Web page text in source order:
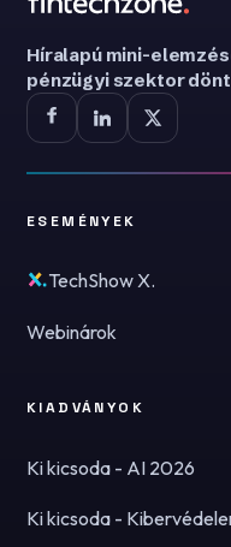
Híralapú mini-
pénzügyi szektor
ESEMÉNYEK
TechShow X.
Webinárok
KIADVÁNYOK
Ki kicsoda - AI 2026
Ki kicsoda -